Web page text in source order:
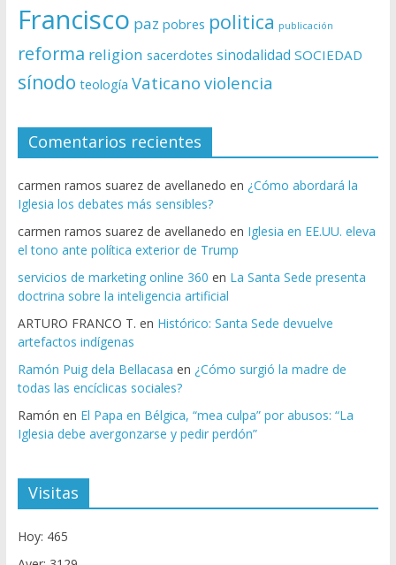
Francisco paz pobres politica publicación
reforma religion sacerdotes sinodalidad SOCIEDAD
sínodo teología Vaticano violencia
Comentarios recientes
carmen ramos suarez de avellanedo en ¿Cómo abordará la
Iglesia los debates más sensibles?
carmen ramos suarez de avellanedo en Iglesia en EE.UU. eleva
el tono ante política exterior de Trump
servicios de marketing online 360 en La Santa Sede presenta
doctrina sobre la inteligencia artificial
ARTURO FRANCO T. en Histórico: Santa Sede devuelve
artefactos indígenas
Ramón Puig dela Bellacasa en ¿Cómo surgió la madre de
todas las encíclicas sociales?
Ramón en El Papa en Bélgica, “mea culpa” por abusos: “La
Iglesia debe avergonzarse y pedir perdón”
Visitas
Hoy: 465